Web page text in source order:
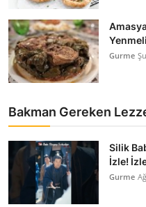
Gurme
Bakman Gereken
Silik
İzle!
Gurme